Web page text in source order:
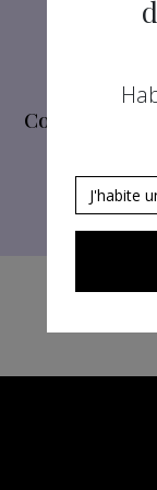
Compétences
J'habite